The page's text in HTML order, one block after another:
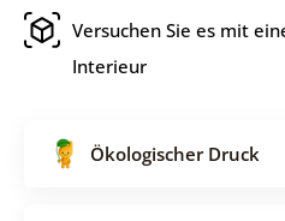
Versuchen Sie es mit
Interieur
Ökologischer Druck